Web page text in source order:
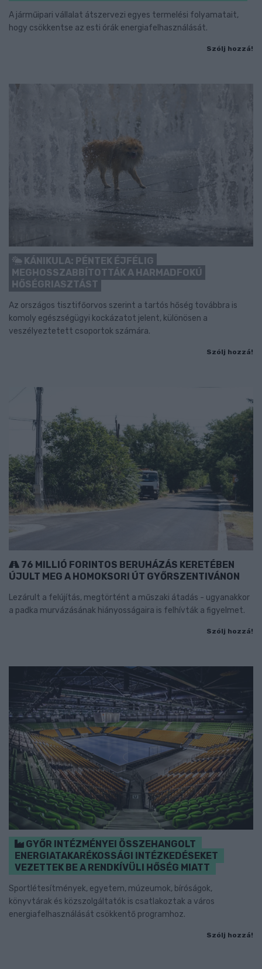
A járműipari vállalat átszervezi egyes termelési folyamatait,
hogy csökkentse az esti órák energiafelhasználását.
Szólj hozzá!
KÁNIKULA: PÉNTEK ÉJFÉLIG
MEGHOSSZABBÍTOTTÁK A HARMADFOKÚ
HŐSÉGRIASZTÁST
Az országos tisztifőorvos szerint a tartós hőség továbbra is
komoly egészségügyi kockázatot jelent, különösen a
veszélyeztetett csoportok számára.
Szólj hozzá!
76 MILLIÓ FORINTOS BERUHÁZÁS KERETÉBEN
ÚJULT MEG A HOMOKSORI ÚT GYŐRSZENTIVÁNON
Lezárult a felújítás, megtörtént a műszaki átadás - ugyanakkor
a padka murvázásának hiányosságaira is felhívták a figyelmet.
Szólj hozzá!
GYŐR INTÉZMÉNYEI ÖSSZEHANGOLT
ENERGIATAKARÉKOSSÁGI INTÉZKEDÉSEKET
VEZETTEK BE A RENDKÍVÜLI HŐSÉG MIATT
Sportlétesítmények, egyetem, múzeumok, bíróságok,
könyvtárak és közszolgáltatók is csatlakoztak a város
energiafelhasználását csökkentő programhoz.
Szólj hozzá!